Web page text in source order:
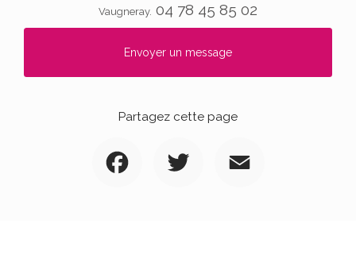
Vaugneray. 04 78 45 85 02
Envoyer un message
Partagez cette page